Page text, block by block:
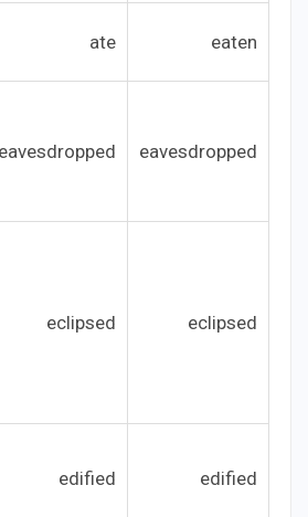
eaten
ate
eavesdropped
eavesdropped
eclipsed
eclipsed
edified
edified